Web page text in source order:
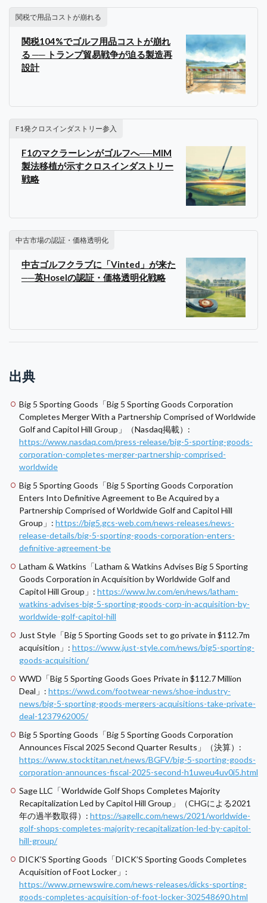
関税で用品コストが崩れる
関税104%でゴルフ用品コストが崩れ
る ── トランプ貿易戦争が迫る製造再
設計
F1発クロスインダストリー参入
F1のマクラーレンがゴルフへ──MIM
製法移植が示すクロスインダストリー
戦略
中古市場の認証・価格透明化
中古ゴルフクラブに「Vinted」が来た
──英Hoselの認証・価格透明化戦略
出典
Big 5 Sporting Goods「Big 5 Sporting Goods Corporation
Completes Merger With a Partnership Comprised of Worldwide
Golf and Capitol Hill Group」（Nasdaq掲載）:
https://www.nasdaq.com/press-release/big-5-sporting-goods-
corporation-completes-merger-partnership-comprised-
worldwide
Big 5 Sporting Goods「Big 5 Sporting Goods Corporation
Enters Into Definitive Agreement to Be Acquired by a
Partnership Comprised of Worldwide Golf and Capitol Hill
Group」: https://big5.gcs-web.com/news-releases/news-
release-details/big-5-sporting-goods-corporation-enters-
definitive-agreement-be
Latham & Watkins「Latham & Watkins Advises Big 5 Sporting
Goods Corporation in Acquisition by Worldwide Golf and
Capitol Hill Group」: https://www.lw.com/en/news/latham-
watkins-advises-big-5-sporting-goods-corp-in-acquisition-by-
worldwide-golf-capitol-hill
Just Style「Big 5 Sporting Goods set to go private in $112.7m
acquisition」: https://www.just-style.com/news/big5-sporting-
goods-acquisition/
WWD「Big 5 Sporting Goods Goes Private in $112.7 Million
Deal」: https://wwd.com/footwear-news/shoe-industry-
news/big-5-sporting-goods-mergers-acquisitions-take-private-
deal-1237962005/
Big 5 Sporting Goods「Big 5 Sporting Goods Corporation
Announces Fiscal 2025 Second Quarter Results」（決算）:
https://www.stocktitan.net/news/BGFV/big-5-sporting-goods-
corporation-announces-fiscal-2025-second-h1uweu4uv0i5.html
Sage LLC「Worldwide Golf Shops Completes Majority
Recapitalization Led by Capitol Hill Group」（CHGによる2021
年の過半数取得）: https://sagellc.com/news/2021/worldwide-
golf-shops-completes-majority-recapitalization-led-by-capitol-
hill-group/
DICK’S Sporting Goods「DICK’S Sporting Goods Completes
Acquisition of Foot Locker」:
https://www.prnewswire.com/news-releases/dicks-sporting-
goods-completes-acquisition-of-foot-locker-302548690.html